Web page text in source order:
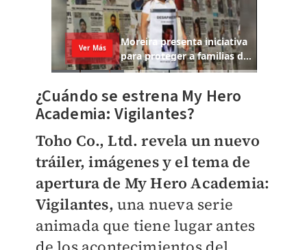
¿Cuándo se estrena My Hero
Academia: Vigilantes?
Toho Co., Ltd. revela un nuevo
tráiler, imágenes y el tema de
apertura de My Hero Academia:
Vigilantes, una nueva serie
animada que tiene lugar antes